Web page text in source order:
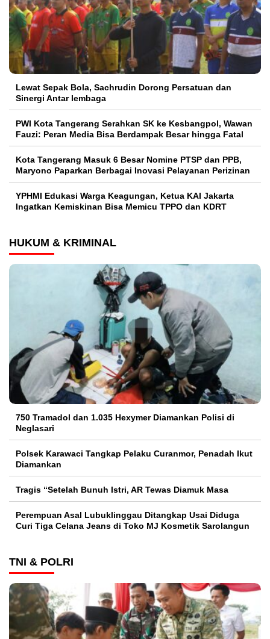
Lewat Sepak Bola, Sachrudin Dorong Persatuan dan
Sinergi Antar lembaga
PWI Kota Tangerang Serahkan SK ke Kesbangpol, Wawan
Fauzi: Peran Media Bisa Berdampak Besar hingga Fatal
Kota Tangerang Masuk 6 Besar Nomine PTSP dan PPB,
Maryono Paparkan Berbagai Inovasi Pelayanan Perizinan
YPHMI Edukasi Warga Keagungan, Ketua KAI Jakarta
Ingatkan Kemiskinan Bisa Memicu TPPO dan KDRT
HUKUM & KRIMINAL
750 Tramadol dan 1.035 Hexymer Diamankan Polisi di
Neglasari
Polsek Karawaci Tangkap Pelaku Curanmor, Penadah Ikut
Diamankan
Tragis “Setelah Bunuh Istri, AR Tewas Diamuk Masa
Perempuan Asal Lubuklinggau Ditangkap Usai Diduga
Curi Tiga Celana Jeans di Toko MJ Kosmetik Sarolangun
TNI & POLRI